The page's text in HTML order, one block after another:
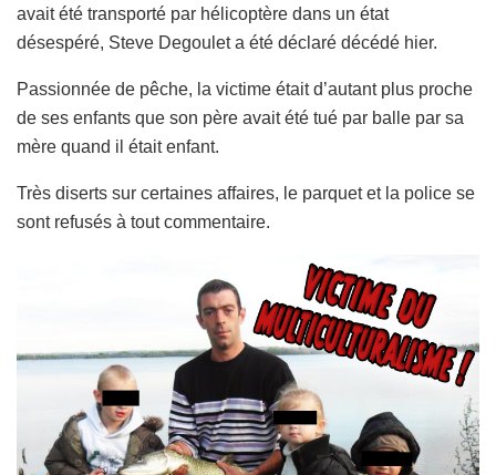
avait été transporté par hélicoptère dans un état
désespéré, Steve Degoulet a été déclaré décédé hier.
Passionnée de pêche, la victime était d’autant plus proche
de ses enfants que son père avait été tué par balle par sa
mère quand il était enfant.
Très diserts sur certaines affaires, le parquet et la police se
sont refusés à tout commentaire.